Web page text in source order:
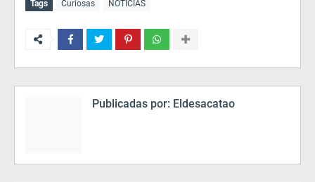
Tags Curiosas NOTICIAS
Publicadas por: Eldesacatao